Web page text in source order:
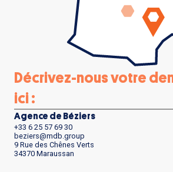
Décrivez-nous votre
ici :
Agence de Béziers
+33 6 25 57 69 30
beziers@mdb.group
9 Rue des Chênes Verts
34370 Maraussan